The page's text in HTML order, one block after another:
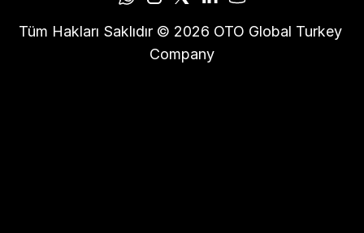
Tüm Hakları Saklıdır © 2026 OTO Global Turkey
Company